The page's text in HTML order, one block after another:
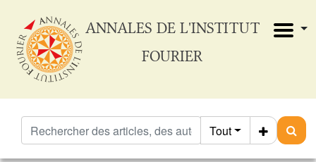
ANNALES DE L'INSTITUT
FOURIER
Tout